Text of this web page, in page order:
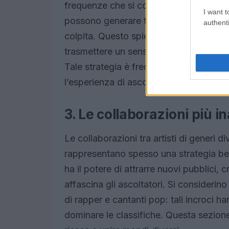
I want
frequenze che si collocano al di sotto
possono generare tensione o relax,
colpita. Questo spiega perché alcune
trasmettere un senso di
rilassamento
Tale strategia è frequentemente
l’esperienza di ascolto.
3. Le collaborazioni più
Le collaborazioni tra artisti di generi
rappresentano spesso una strategia
ha il potere di attrarre nuovi pubblici,
affascina gli ascoltatori. Si
di rapper e cantanti pop: tali incroci
dominare le classifiche. Questa